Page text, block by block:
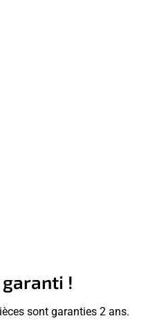
garanti !
sont garanties 2 ans.